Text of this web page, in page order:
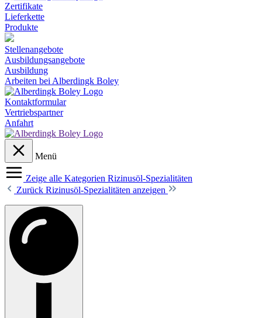
Zertifikate
Lieferkette
Produkte
Stellenangebote
Ausbildungsangebote
Ausbildung
Arbeiten bei Alberdingk Boley
Kontaktformular
Vertriebspartner
Anfahrt
Menü
Zeige alle Kategorien Rizinusöl-Spezialitäten
Zurück Rizinusöl-Spezialitäten anzeigen